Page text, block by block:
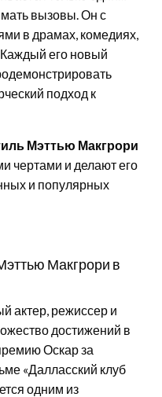
вызовы. Он с
в драмах, комедиях,
его новый
подход к
Мэттью Макгрори
чертами и делают его
и популярных
Макгрори в
актер, режиссер и
достижений в
Оскар за
«Далласский клуб
одним из